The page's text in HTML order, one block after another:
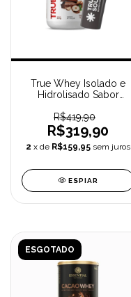
True Whey Isolado e
Hidrolisado Sabor
(837 g) TRUE SOURCE +
Ganhe Coqueteleira
R$419,90
R$319,90
2 x de R$159,95 sem juros
ESPIAR
ESGOTADO